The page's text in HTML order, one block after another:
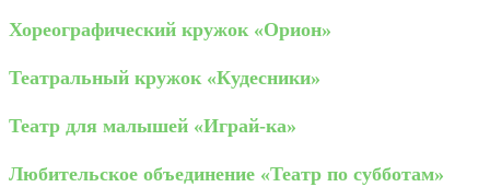
Хореографический кружок «Орион»
Театральный кружок «Кудесники»
Театр для малышей «Играй-ка»
Любительское объединение «Театр по субботам»